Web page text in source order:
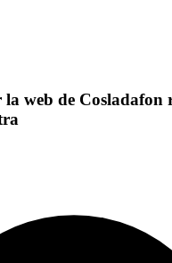
web de Cosladafon